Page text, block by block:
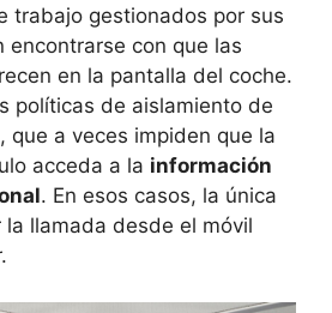
trabajo gestionados por sus
encontrarse con que las
en la pantalla del coche.
políticas de aislamiento de
que a veces impiden que la
acceda a la información
. En esos casos, la única
la llamada desde el móvil